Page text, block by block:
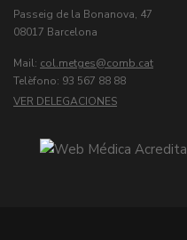
Passeig de la Bonanova, 47
08017 Barcelona
Mail: col.metges
Telèfono: 93 567 88 88
VER DELEGACIONES